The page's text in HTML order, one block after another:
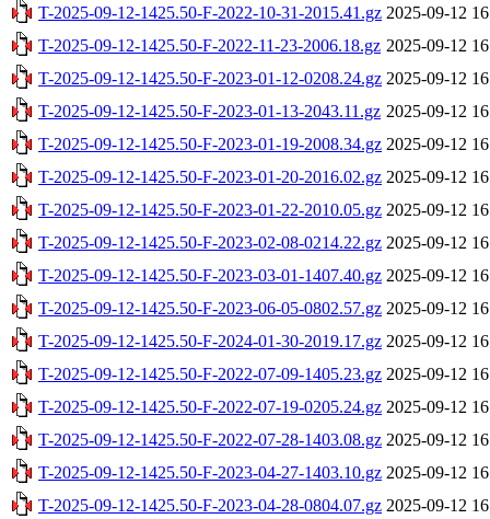
T-2025-09-12-1425.50-F-2022-10-31-2015.41.gz 2025-09-12
T-2025-09-12-1425.50-F-2022-11-23-2006.18.gz 2025-09-12
T-2025-09-12-1425.50-F-2023-01-12-0208.24.gz 2025-09-12
T-2025-09-12-1425.50-F-2023-01-13-2043.11.gz 2025-09-12
T-2025-09-12-1425.50-F-2023-01-19-2008.34.gz 2025-09-12
T-2025-09-12-1425.50-F-2023-01-20-2016.02.gz 2025-09-12
T-2025-09-12-1425.50-F-2023-01-22-2010.05.gz 2025-09-12
T-2025-09-12-1425.50-F-2023-02-08-0214.22.gz 2025-09-12
T-2025-09-12-1425.50-F-2023-03-01-1407.40.gz 2025-09-12
T-2025-09-12-1425.50-F-2023-06-05-0802.57.gz 2025-09-12
T-2025-09-12-1425.50-F-2024-01-30-2019.17.gz 2025-09-12
T-2025-09-12-1425.50-F-2022-07-09-1405.23.gz 2025-09-12
T-2025-09-12-1425.50-F-2022-07-19-0205.24.gz 2025-09-12
T-2025-09-12-1425.50-F-2022-07-28-1403.08.gz 2025-09-12
T-2025-09-12-1425.50-F-2023-04-27-1403.10.gz 2025-09-12
T-2025-09-12-1425.50-F-2023-04-28-0804.07.gz 2025-09-12